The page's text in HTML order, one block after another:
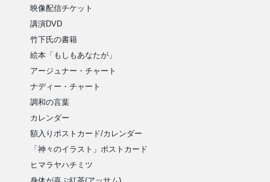
映像配信チケット
講演DVD
竹下氏の書籍
絵本「もしもあなたが」
アージュナー・チャート
ナディー・チャート
調和の言葉
カレンダー
額入りポストカード/カレンダー
「神々のイラスト」ポストカード
ヒマラヤハチミツ